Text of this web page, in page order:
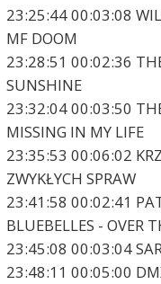
23:25:44 00:03:08
MF DOOM
23:28:51 00:02:36
SUNSHINE
23:32:04 00:03:50
MISSING IN MY LIFE
23:35:53 00:06:02
ZWYKŁYCH SPRAW
23:41:58 00:02:41
BLUEBELLES - OVER
23:45:08 00:03:04
23:48:11 00:05:00